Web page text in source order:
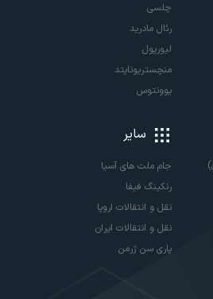
چلسی
رئال مادرید
لیورپول
منچستریونایتد
یوونتوس
سایر
جام ملت های آسیا
رنکینگ فیفا
نقل و انتقالات اروپا
نقل و انتقالات ایران
پاری سن ژرمن